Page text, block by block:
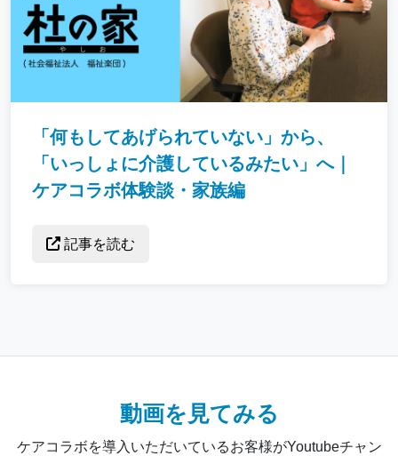
「何もしてあげられていない」から、
「いっしょに介護しているみたい」へ｜
ケアコラボ体験談・家族編
記事を読む
動画を見てみる
ケアコラボを導入いただいているお客様がYoutubeチャン